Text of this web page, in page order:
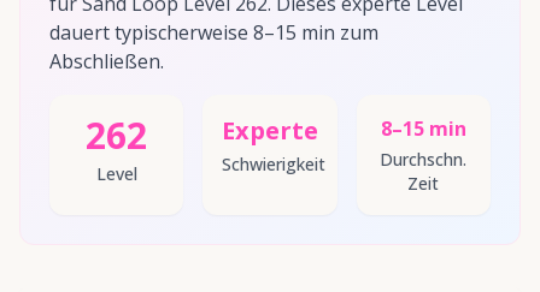
dauert typischerweise 8–15 min zum
Abschließen.
262
Level
Experte
Schwierigkeit
8–15 min
Durchschn.
Zeit